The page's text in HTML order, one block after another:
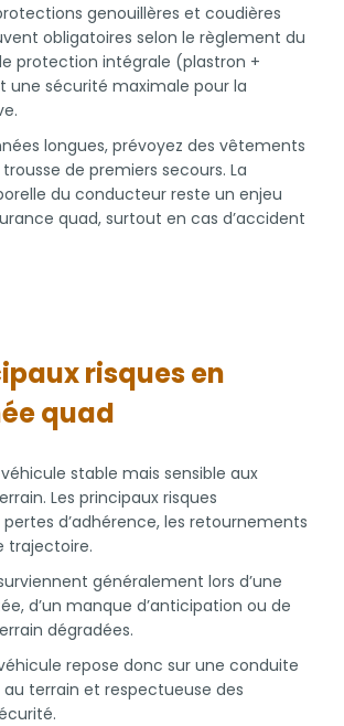
genouillères et coudières
obligatoires selon le règlement du
protection intégrale (plastron +
une sécurité maximale pour la
longues, prévoyez des vêtements
de premiers secours. La
du conducteur reste un enjeu
quad, surtout en cas d’accident
risques en
quad
stable mais sensible aux
Les principaux risques
d’adhérence, les retournements
trajectoire.
généralement lors d’une
d’un manque d’anticipation ou de
dégradées.
repose donc sur une conduite
terrain et respectueuse des